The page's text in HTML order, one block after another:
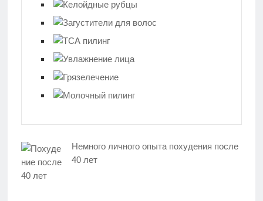
Немного личного опыта похудения после
40 лет